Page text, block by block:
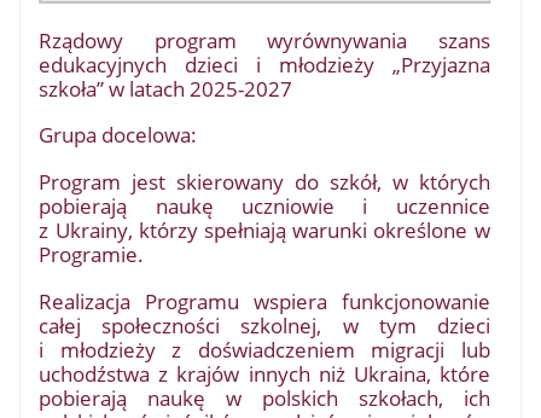
Rządowy program wyrównywania szans
edukacyjnych dzieci i młodzieży „Przyjazna
szkoła” w latach 2025-2027
Grupa docelowa:
Program jest skierowany do szkół, w których
pobierają naukę uczniowie i uczennice
z Ukrainy, którzy spełniają warunki określone w
Programie.
Realizacja Programu wspiera funkcjonowanie
całej społeczności szkolnej, w tym dzieci
i młodzieży z doświadczeniem migracji lub
uchodźstwa z krajów innych niż Ukraina, które
pobierają naukę w polskich szkołach, ich